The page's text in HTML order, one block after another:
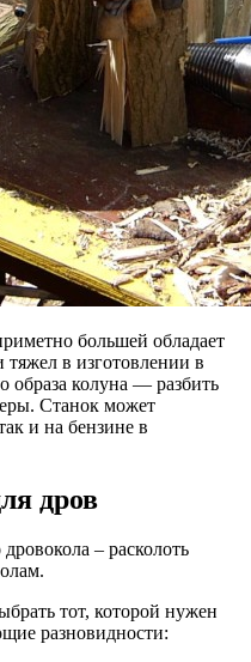
большей обладает
в изготовлении в
образа колуна — разбить
Станок может
и на бензине в
дров
– расколоть
тот, которой нужен
разновидности: